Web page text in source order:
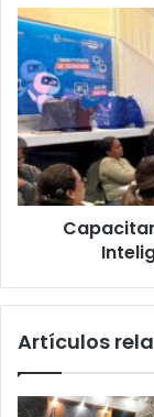
Capacitan
a
6
mil
servidores
públicos
en
Inteligencia
Artificial
Generativa
Artículos